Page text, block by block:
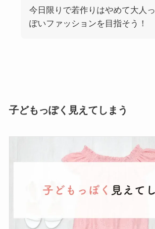
今日限りで若作りはやめて大人っ
ぽいファッションを目指そう！
子どもっぽく見えてしまう